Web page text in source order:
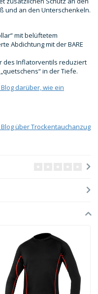
und an den Unterschenkeln.
mit belüftetem
Abdichtung mit der BARE
des Inflatorventils reduziert
in der Tiefe.
darüber, wie ein
über Trockentauchanzug